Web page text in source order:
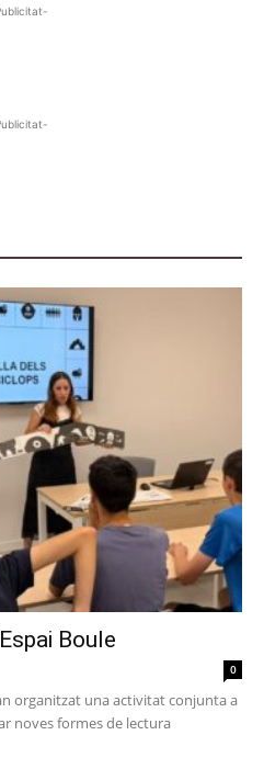
Boule
0
organitzat una activitat conjunta a
noves formes de lectura